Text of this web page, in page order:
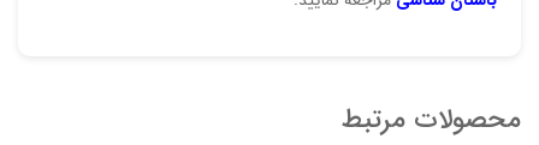
محصولات مرتبط